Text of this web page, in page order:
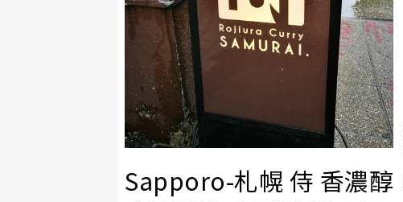
Sapporo-札幌 侍 香濃醇